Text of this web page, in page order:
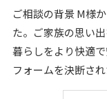
ご相談の背景 M様からのご相談は、遺品整理がきっかけでし
た。ご家族の思い
暮らしをより快適
フォームを決断されたそうです。 お
以下のようなお悩